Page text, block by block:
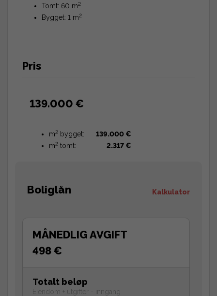
Tomt: 60 m2
Bygget: 1 m2
Pris
139.000 €
m2 bygget:
139.000 €
m2 tomt: 2.317 €
Boliglån Kalkulator
MÅNEDLIG AVGIFT
498 €
Totalt beløp
Eiendom + utgifter - inngang